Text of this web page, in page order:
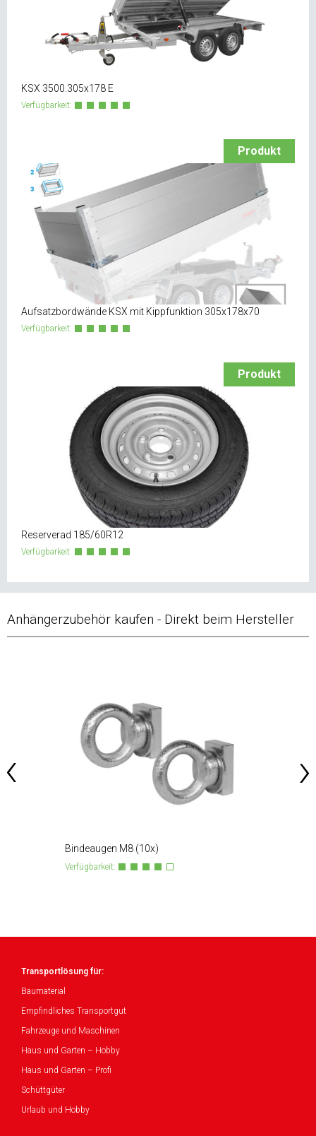
KSX 3500.305x178 E
Verfügbarkeit:
Produkt
Aufsatzbordwände KSX mit Kippfunktion 305x178x70
Verfügbarkeit:
Produkt
Reserverad 185/60R12
Verfügbarkeit:
Anhängerzubehör kaufen - Direkt beim Hersteller
Bindeaugen M8 (10x)
Verfügbarkeit:
Transportlösung für:
Baumaterial
Empfindliches Transportgut
Fahrzeuge und Maschinen
Haus und Garten – Hobby
Haus und Garten – Profi
Schüttgüter
Urlaub und Hobby